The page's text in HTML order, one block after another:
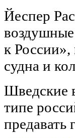
Йеспер
к России»,
судна и
Шведские
типе
предавать